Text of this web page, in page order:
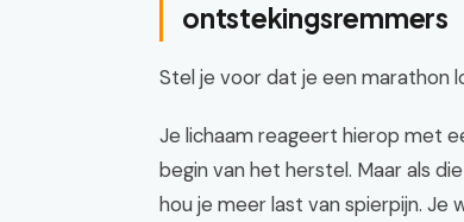
ontstekingsremmers
Stel je voor dat je een marathon
Je lichaam reageert hierop met
begin van het herstel. Maar als
hou je meer last van spierpijn. Je